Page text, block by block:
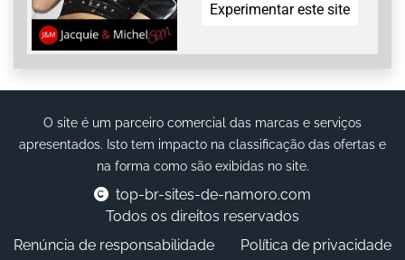
Experimentar este site
O site é um parceiro comercial das marcas e serviços
apresentados. Isto tem impacto na classificação das ofertas e
na forma como são exibidas no site.
top-br-sites-de-namoro.com
Todos os direitos reservados
Renúncia de responsabilidade
Política de privacidade